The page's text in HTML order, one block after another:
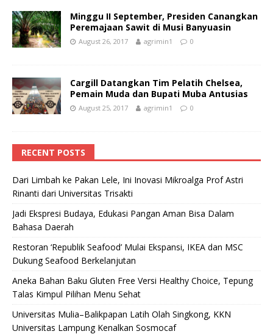
Minggu II September, Presiden Canangkan
Peremajaan Sawit di Musi Banyuasin
August 26, 2017 agrimin1 0
Cargill Datangkan Tim Pelatih Chelsea,
Pemain Muda dan Bupati Muba Antusias
August 25, 2017 agrimin1 0
RECENT POSTS
Dari Limbah ke Pakan Lele, Ini Inovasi Mikroalga Prof Astri
Rinanti dari Universitas Trisakti
Jadi Ekspresi Budaya, Edukasi Pangan Aman Bisa Dalam
Bahasa Daerah
Restoran ‘Republik Seafood’ Mulai Ekspansi, IKEA dan MSC
Dukung Seafood Berkelanjutan
Aneka Bahan Baku Gluten Free Versi Healthy Choice, Tepung
Talas Kimpul Pilihan Menu Sehat
Universitas Mulia–Balikpapan Latih Olah Singkong, KKN
Universitas Lampung Kenalkan Sosmocaf